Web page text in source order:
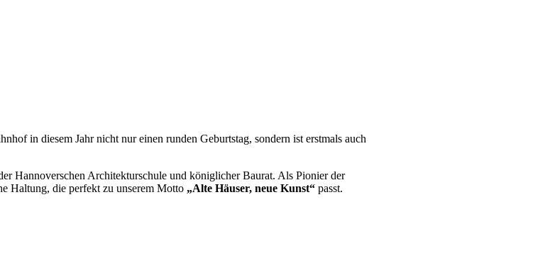
in diesem Jahr nicht nur einen runden Geburtstag, sondern ist erstmals auch
Hannoverschen Architekturschule und königlicher Baurat. Als Pionier der
Haltung, die perfekt zu unserem Motto „Alte Häuser, neue Kunst“ passt.